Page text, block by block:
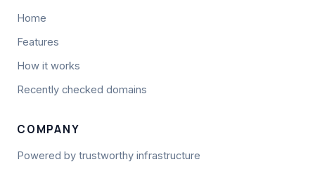
Home
Features
How it works
Recently checked domains
COMPANY
Powered by trustworthy infrastructure